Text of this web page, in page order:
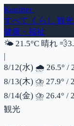
Kunitter
すべて くらし 観光
健康・福祉
🌤️ 21.5°C 晴れ 💨
|
8/12(水) 🌧️ 26.5° /
8/13(木) ⛈️ 27.9° /
8/14(金) ⛈️ 26.4° /
観光